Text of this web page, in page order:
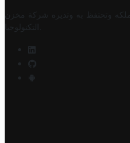
وتحتفظ به وتديره
شركة مخزن
التكنولوجيا